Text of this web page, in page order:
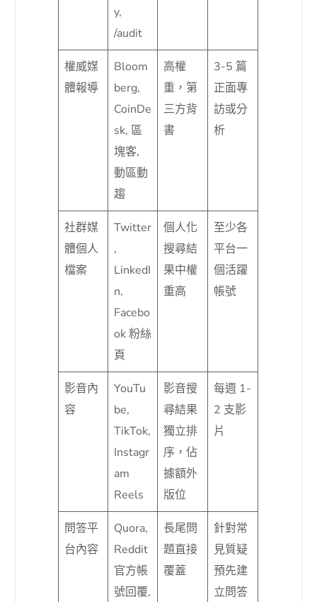
y,
/audit
權威媒
體報導
Bloom
berg,
CoinDe
sk, 區
塊客,
動區動
趨
高權
重，第
三方背
書
3-5 篇
正面專
訪或分
析
社群媒
體個人
檔案
Twitter
,
LinkedI
n,
Facebo
ok 粉絲
頁
個人化
搜尋結
果中權
重高
至少各
平台一
個活躍
帳號
影音內
容
YouTu
be,
TikTok,
Instagr
am
Reels
影音搜
尋結果
獨立排
序，佔
據額外
版位
每週 1-
2 支影
片
問答平
台內容
Quora,
Reddit
官方帳
號回覆,
長尾問
題直接
覆蓋
針對常
見質疑
預先建
立問答